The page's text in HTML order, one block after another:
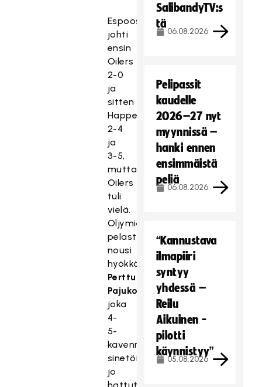
Espoossa
johti
ensin
Oilers
2-0
ja
sitten
Happee
2-4
ja
3-5,
mutta
Oilers
tuli
vielä.
Öljymiesten
pelastajaksi
nousi
hyökkääjä
Perttu
Pajukoski
joka
4-
5-
kavennuksellaan
sinetöi
jo
SalibandyTV:s
tä
06.08.2026
Pelipassit
kaudelle
2026–27 nyt
myynnissä –
hanki ennen
ensimmäistä
peliä
06.08.2026
“Kannustava
ilmapiiri
syntyy
yhdessä –
Reilu
Aikuinen -
pilotti
käynnistyy”
05.08.2026